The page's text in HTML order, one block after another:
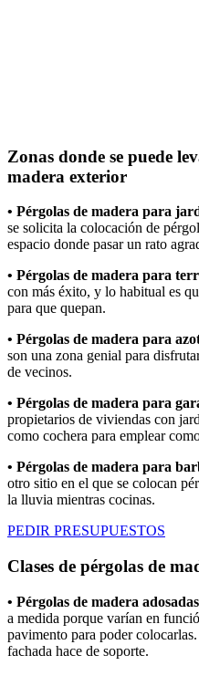
Zonas donde se puede
madera exterior
• Pérgolas de madera para
se solicita la colocación de
espacio donde pasar un rato
• Pérgolas de madera para
con más éxito, y lo habitual es
para que quepan.
• Pérgolas de madera para
son una zona genial para
de vecinos.
• Pérgolas de madera para
propietarios de viviendas con
como cochera para emplear
• Pérgolas de madera para
otro sitio en el que se colocan
la lluvia mientras cocinas.
PEDIR PRESUPUESTOS
Clases de pérgolas de
• Pérgolas de madera
a medida porque varían en
pavimento para poder
fachada hace de soporte.